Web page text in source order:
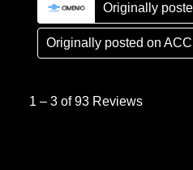
Originally
Originally posted on
1 – 3 of 93 Reviews